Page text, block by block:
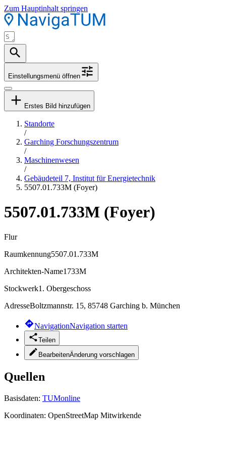
Zum Hauptinhalt springen
Einstellungsmenü öffnen
Erstes Bild hinzufügen
Standorte
/
Garching Forschungszentrum
/
Maschinenwesen
/
Gebäudeteil 7, Institut für Energietechnik
5507.01.733M (Foyer)
5507.01.733M (Foyer)
Flur
Raumkennung5507.01.733M
Architekten-Name1733M
Stockwerk1. Obergeschoss
AdresseBoltzmannstr. 15, 85748 Garching b. München
NavigationNavigation starten
Teilen
BearbeitenÄnderung vorschlagen
Quellen
Basisdaten: TUMonline
Koordinaten: OpenStreetMap Mitwirkende